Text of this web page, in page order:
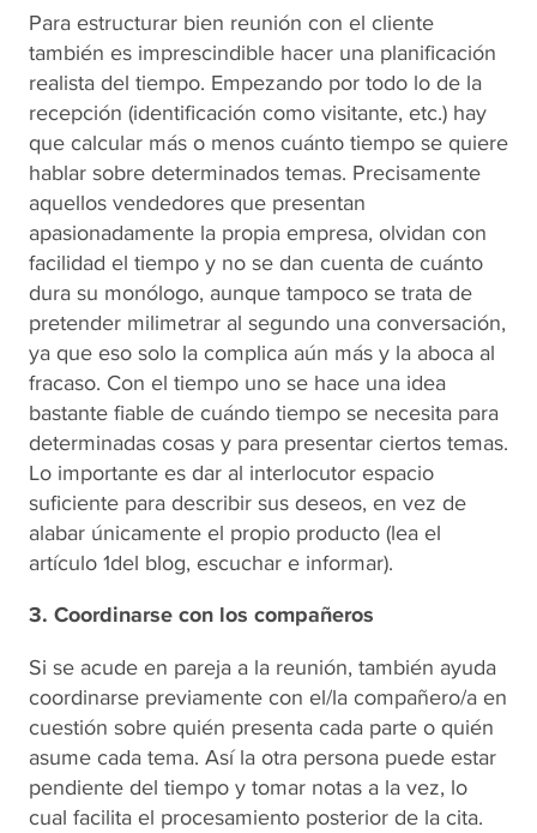
Para estructurar bien reunión con el cliente
también es imprescindible hacer una planificación
realista del tiempo. Empezando por todo lo de la
recepción (identificación como visitante, etc.) hay
que calcular más o menos cuánto tiempo se quiere
hablar sobre determinados temas. Precisamente
aquellos vendedores que presentan
apasionadamente la propia empresa, olvidan con
facilidad el tiempo y no se dan cuenta de cuánto
dura su monólogo, aunque tampoco se trata de
pretender milimetrar al segundo una conversación,
ya que eso solo la complica aún más y la aboca al
fracaso. Con el tiempo uno se hace una idea
bastante fiable de cuándo tiempo se necesita para
determinadas cosas y para presentar ciertos temas.
Lo importante es dar al interlocutor espacio
suficiente para describir sus deseos, en vez de
alabar únicamente el propio producto (lea el
artículo 1del blog, escuchar e informar).
3. Coordinarse con los compañeros
Si se acude en pareja a la reunión, también ayuda
coordinarse previamente con el/la compañero/a en
cuestión sobre quién presenta cada parte o quién
asume cada tema. Así la otra persona puede estar
pendiente del tiempo y tomar notas a la vez, lo
cual facilita el procesamiento posterior de la cita.